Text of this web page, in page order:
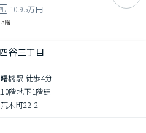
礼 10.95万円
3階
谷三丁目
橋駅 徒歩4分
階地下1階建
木町22-2